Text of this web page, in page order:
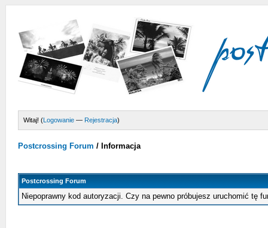
Witaj! (Logowanie — Rejestracja)
Postcrossing Forum / Informacja
Postcrossing Forum
Niepoprawny kod autoryzacji. Czy na pewno próbujesz uruchomić tę